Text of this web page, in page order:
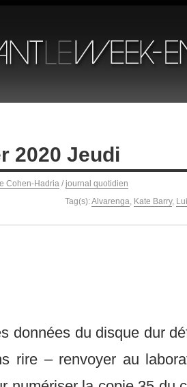
2020 Jeudi
Cohen-Hadria / journal quotidien
Tag(s):Alvarenga, Kate Barry,
données du disque dur
rire – renvoyer au